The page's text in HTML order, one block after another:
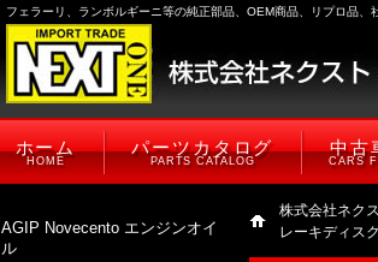
フェラーリ、ランボルギーニ等の純正部品、OEM商品、リプロ品
ホーム
HOME
パーツカタログ
PARTS CATALOG
中古
CARS
AGIP Novecento エンジンオイ
ル
株式会社ネク
レーキディスク